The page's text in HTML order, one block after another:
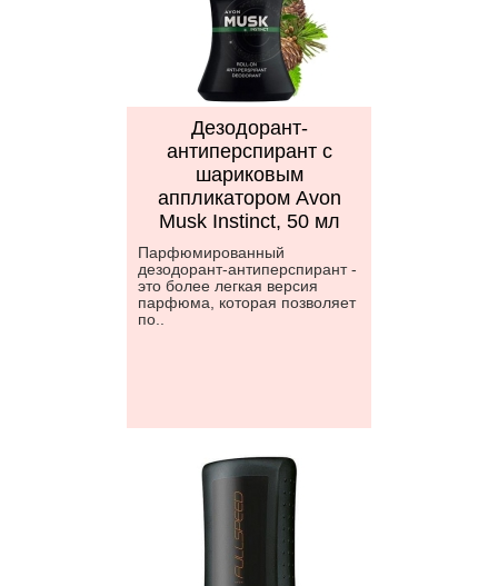
Дезодорант-
антиперспирант с
шариковым
аппликатором Avon
Musk Instinct, 50 мл
Парфюмированный
дезодорант-антиперспирант -
это более легкая версия
парфюма, которая позволяет
по..